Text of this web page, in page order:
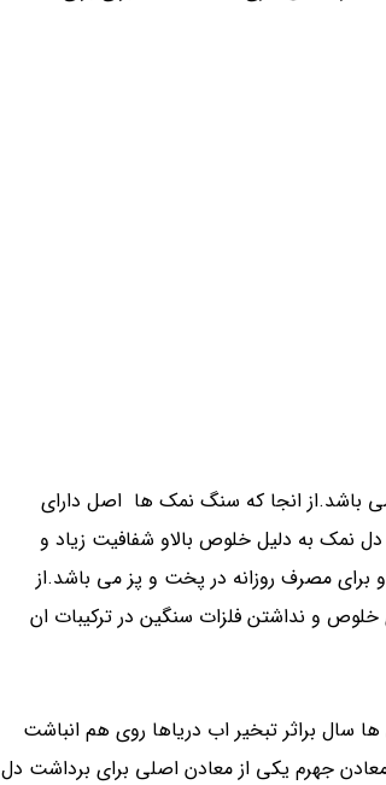
باشد.از انجا که سنگ نمک ها اصل دارای
نمک به دلیل خلوص بالاو شفافیت زیاد و
برای مصرف روزانه در پخت و پز می باشد.از
خلوص و نداشتن فلزات سنگین در ترکیبات ان
سال براثر تبخیر اب دریاها روی هم انباشت
جهرم یکی از معادن اصلی برای برداشت دل